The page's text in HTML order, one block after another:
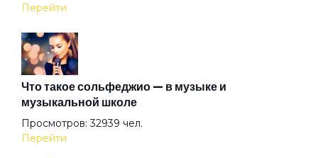
Герр Захер Мазох
Гильотины сечение
Гиперболоид
Перейти
Что такое сольфеджио — в музыке и
музыкальной школе
Просмотров: 32939 чел.
Перейти